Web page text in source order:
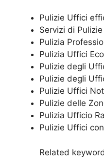
Pulizie Uffici
Servizi di
Pulizia
Pulizia Uffici
Pulizie degli
Pulizie degli
Pulizie Uffici
Pulizie delle
Pulizia Ufficio
Pulizie Uffici
Related